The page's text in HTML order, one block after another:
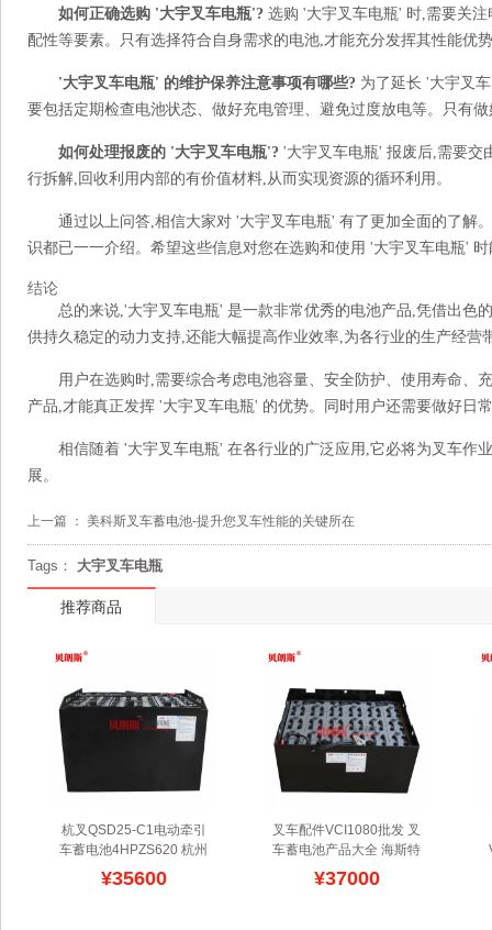
如何正确选购 '大宇叉车电瓶'? 选购 '大宇叉车电瓶' 时,需要关
配性等要素。只有选择符合自身需求的电池,才能充分发挥其性能优
'大宇叉车电瓶' 的维护保养注意事项有哪些? 为了延长 '大宇叉
要包括定期检查电池状态、做好充电管理、避免过度放电等。只有
如何处理报废的 '大宇叉车电瓶'? '大宇叉车电瓶' 报废后,需要交
行拆解,回收利用内部的有价值材料,从而实现资源的循环利用。
通过以上问答,相信大家对 '大宇叉车电瓶' 有了更加全面的了解
识都已一一介绍。希望这些信息对您在选购和使用 '大宇叉车电瓶'
结论
总的来说,'大宇叉车电瓶' 是一款非常优秀的电池产品,凭借出色
供持久稳定的动力支持,还能大幅提高作业效率,为各行业的生产经营
用户在选购时,需要综合考虑电池容量、安全防护、使用寿命、
产品,才能真正发挥 '大宇叉车电瓶' 的优势。同时用户还需要做好日
相信随着 '大宇叉车电瓶' 在各行业的广泛应用,它必将为叉车作
展。
上一篇 ： 美科斯叉车蓄电池-提升您叉车性能的关键所在
Tags： 大宇叉车电瓶
推荐商品
杭叉QSD25-C1电动牵引
车蓄电池4HPZS620 杭州
2.5叉车蓄电池80V620Ah
厂家批发贝朗斯公司主要
¥35600
叉车配件VCI1080批发 叉
车蓄电池产品大全 海斯特
E80XN专用蓄电池品牌排
VCI1080叉车工业蓄
¥37000